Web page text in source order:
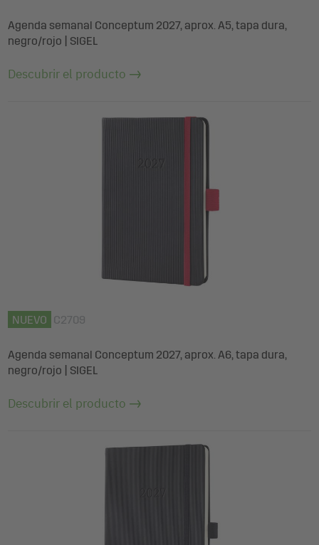
Agenda semanal Conceptum 2027, aprox. A5, tapa dura,
negro/rojo | SIGEL
Descubrir el producto
NUEVO C2709
Agenda semanal Conceptum 2027, aprox. A6, tapa dura,
negro/rojo | SIGEL
Descubrir el producto